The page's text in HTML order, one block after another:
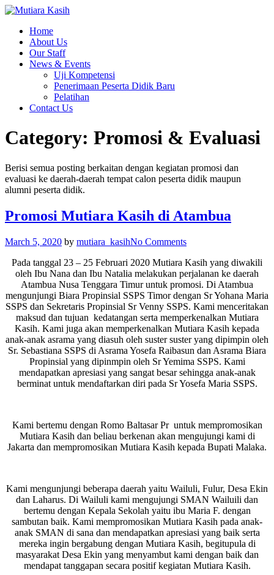
Home
About Us
Our Staff
News & Events
Uji Kompetensi
Penerimaan Peserta Didik Baru
Pelatihan
Contact Us
Category: Promosi & Evaluasi
Berisi semua posting berkaitan dengan kegiatan promosi dan
evaluasi ke daerah-daerah tempat calon peserta didik maupun
alumni peserta didik.
Promosi Mutiara Kasih di Atambua
March 5, 2020 by mutiara_kasihNo Comments
Pada tanggal 23 – 25 Februari 2020 Mutiara Kasih yang diwakili
oleh Ibu Nana dan Ibu Natalia melakukan perjalanan ke daerah
Atambua Nusa Tenggara Timur untuk promosi. Di Atambua
mengunjungi Biara Propinsial SSPS Timor dengan Sr Yohana Maria
SSPS dan Sekretaris Propinsial Sr Venny SSPS. Kami menceritakan
maksud dan tujuan kedatangan serta memperkenalkan Mutiara
Kasih. Kami juga akan memperkenalkan Mutiara Kasih kepada
anak-anak asrama yang diasuh oleh suster suster yang dipimpin oleh
Sr. Sebastiana SSPS di Asrama Yosefa Raibasun dan Asrama Biara
Propinsial yang dipinmpin oleh Sr Yemima SSPS. Kami
mendapatkan apresiasi yang sangat besar sehingga anak-anak
berminat untuk mendaftarkan diri pada Sr Yosefa Maria SSPS.
Kami bertemu dengan Romo Baltasar Pr untuk mempromosikan
Mutiara Kasih dan beliau berkenan akan mengujungi kami di
Jakarta dan mempromosikan Mutiara Kasih kepada Bupati Malaka.
Kami mengunjungi beberapa daerah yaitu Wailuli, Fulur, Desa Ekin
dan Laharus. Di Wailuli kami mengujungi SMAN Wailuili dan
bertemu dengan Kepala Sekolah yaitu ibu Maria F. dengan
sambutan baik. Kami mempromosikan Mutiara Kasih pada anak-
anak SMAN di sana dan mendapatkan apresiasi yang baik serta
mereka ingin bergabung dengan Mutiara Kasih, begitupula di
masyarakat Desa Ekin yang menyambut kami dengan baik dan
mendapat tanggapan secara positif kegiatan Mutiara Kasih.